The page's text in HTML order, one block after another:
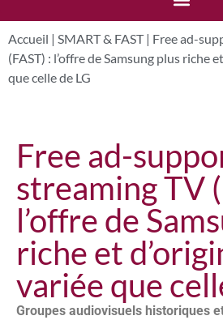
Accueil | SMART & FAST| Free ad-
(FAST) : l’offre de Samsung plus riche
que celle de LG
Free ad-
streaming TV
l’offre de
riche et
variée que
Groupes audiovisuels historiques